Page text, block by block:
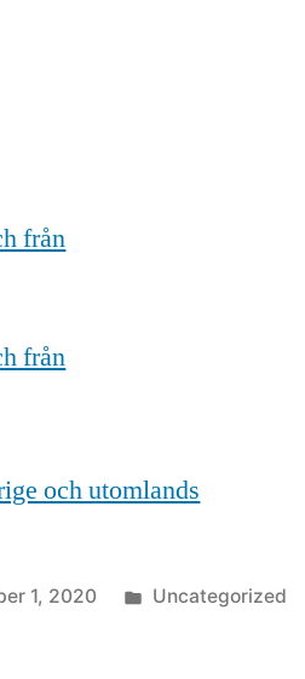
från
från
och utomlands
1, 2020
Posted
Uncategorized